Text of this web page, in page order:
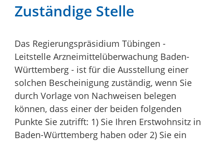
Zuständige Stelle
Das Regierungspräsidium Tübingen -
Leitstelle Arzneimittelüberwachung Baden-
Württemberg - ist für die Ausstellung einer
solchen Bescheinigung zuständig, wenn Sie
durch Vorlage von Nachweisen belegen
können, dass einer der beiden folgenden
Punkte Sie zutrifft: 1) Sie Ihren Erstwohnsitz in
Baden-Württemberg haben oder 2) Sie ein